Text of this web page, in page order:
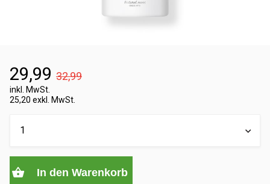
29,99 32,99
inkl. MwSt.
25,20 exkl. MwSt.
In den Warenkorb